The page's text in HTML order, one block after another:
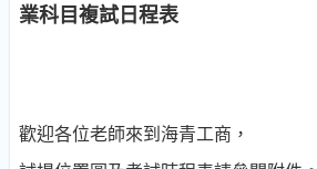
業科目複試日程表
歡迎各位老師來到海青工商，